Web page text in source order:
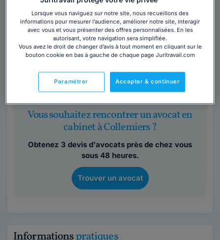
Avocat au barreau de Sens
Yonne,Collemiers, 89100
Contacter cet avocat
pour deux maîtrises, l’une de droit général, l’autre de
droit notarial, puis une...
Lire la suite
Vous souhaitez rencontrer un avocat en
cabinet à Collemiers ?
Obtenez 3 devis d'avocats près de chez vous
sous 48 heures.
Trouver un avocat
Informationspratiques
Lorsque vous naviguez sur notre site, nous recueillons des
informations pour mesurer l’audience, améliorer notre site, interagir
avec vous et vous présenter des offres personnalisées. En les
autorisant, votre navigation sera simplifiée.
Vous avez le droit de changer d’avis à tout moment en cliquant sur le
bouton cookie en bas à gauche de chaque page Juritravail.com
Accepter & continuer
Paramétrer